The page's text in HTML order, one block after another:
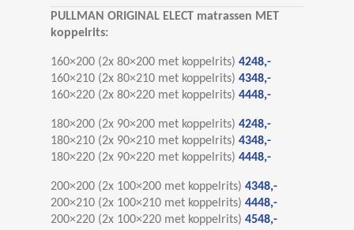
PULLMAN ORIGINAL ELECT matrassen MET
koppelrits:
160×200 (2x 80×200 met koppelrits) 4248,-
160×210 (2x 80×210 met koppelrits) 4348,-
160×220 (2x 80×220 met koppelrits) 4448,-
180×200 (2x 90×200 met koppelrits) 4248,-
180×210 (2x 90×210 met koppelrits) 4348,-
180×220 (2x 90×220 met koppelrits) 4448,-
200×200 (2x 100×200 met koppelrits) 4348,-
200×210 (2x 100×210 met koppelrits) 4448,-
200×220 (2x 100×220 met koppelrits) 4548,-